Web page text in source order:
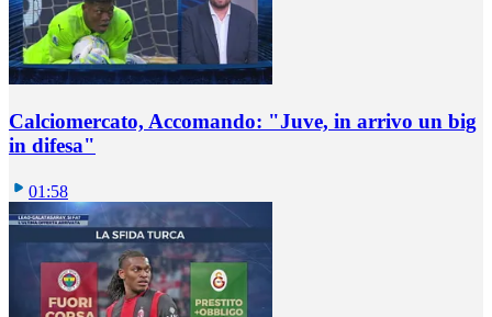
Calciomercato, Accomando: "Juve, in arrivo un big
in difesa"
01:58